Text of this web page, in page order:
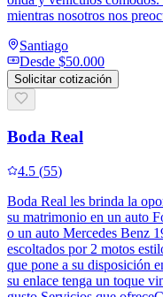
mientras nosotros nos
Santiago
Desde $50.000
Solicitar cotización
Boda Real
4.5 (55)
Boda Real les brinda la
su matrimonio en un auto
o un auto Mercedes Benz
escoltados por 2 motos
que pone a su disposición
su enlace tenga un toque